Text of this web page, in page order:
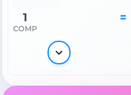
1
COMP
=